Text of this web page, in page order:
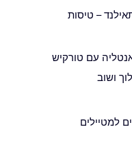
– טיסות
עם טורקיש
למטיילים